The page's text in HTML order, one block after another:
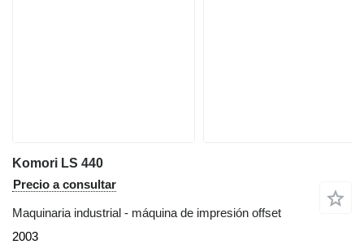
Komori LS 440
Precio a consultar
Maquinaria industrial - máquina de impresión offset
2003